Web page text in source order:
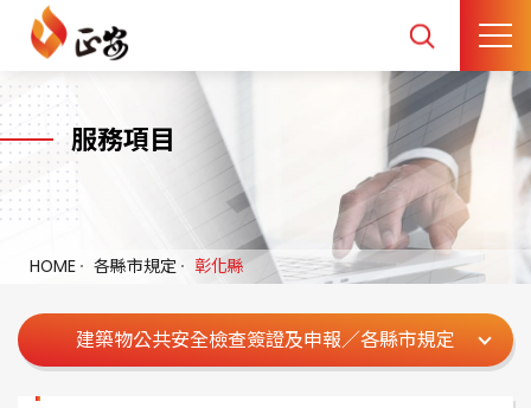
服務項目
HOME 各縣市規定 彰化縣
建築物公共安全檢查簽證及申報／各縣市規定